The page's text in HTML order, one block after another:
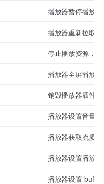
播放器暂停播放
播放器重新拉取
停止播放资源，
播放器全屏播放
销毁播放器插件
播放器设置音量
播放器获取流质量
播放器设置播放
播放器设置